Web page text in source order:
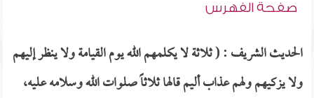
صفحة الفهرس
الحديث الشريف : ( ثلاثة لا يكلمهم الله يوم القيامة ولا ينظر إليهم
ولا يزكيهم ولهم عذاب أليم قالها ثلاثاً صلوات الله وسلامه عليه،